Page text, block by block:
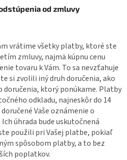
od zmluvy
vrátime všetky platby, ktoré ste
zmluvy, najmä kúpnu cenu
tovaru k Vám. To sa nevzťahuje
si zvolili iný druh doručenia, ako
doručenia, ktorý ponúkame. Platby
odkladu, najneskôr do 14
Vaše oznámenie o
úhrada bude uskutočnená
použili pri Vašej platbe, pokiaľ
spôsobom platby, a to bez
poplatkov.